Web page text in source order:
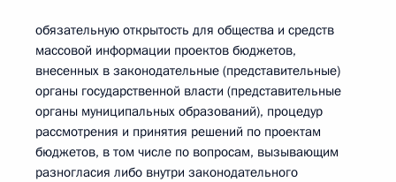
обязательную открытость для общества и средств
массовой информации проектов бюджетов,
внесенных в законодательные (представительные)
органы государственной власти (представительные
органы муниципальных образований), процедур
рассмотрения и принятия решений по проектам
бюджетов, в том числе по вопросам, вызывающим
разногласия либо внутри законодательного